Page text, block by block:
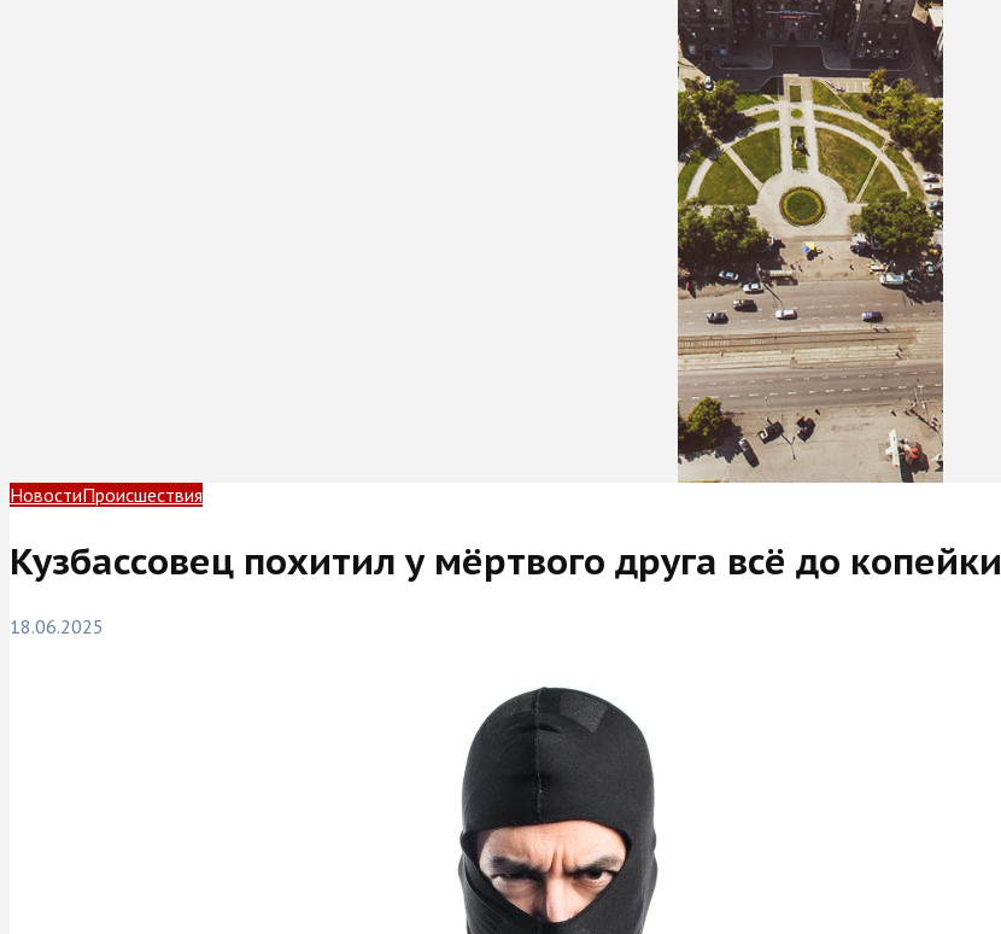
НовостиПроисшествия
Кузбассовец похитил у мёртвого друга всё до копейки
18.06.2025